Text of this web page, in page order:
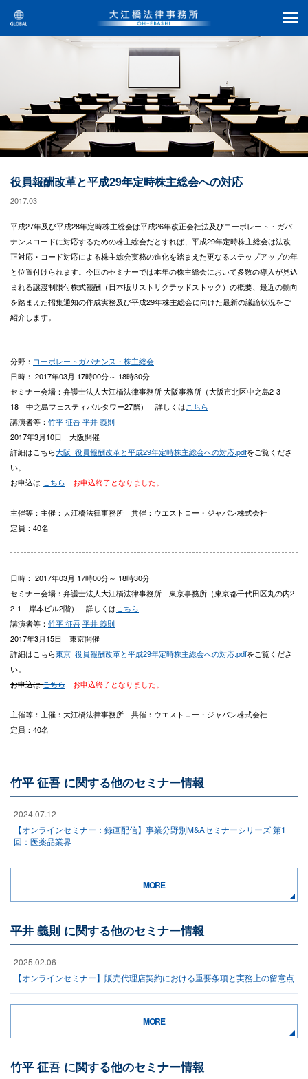
役員報酬改革と平成29年定時株主総会への対応
2017.03
平成27年及び平成28年定時株主総会は平成26年改正会社法及びコーポレート・ガバ
ナンスコードに対応するための株主総会だとすれば、平成29年定時株主総会は法改
正対応・コード対応による株主総会実務の進化を踏まえた更なるステップアップの年
と位置付けられます。今回のセミナーでは本年の株主総会において多数の導入が見込
まれる譲渡制限付株式報酬（日本版リストリクテッドストック）の概要、最近の動向
を踏まえた招集通知の作成実務及び平成29年株主総会に向けた最新の議論状況をご
紹介します。
分野： コーポレートガバナンス・株主総会
日時： 2017年03月 17時00分～ 18時30分
セミナー会場：弁護士法人大江橋法律事務所 大阪事務所（大阪市北区中之島2-3-
18 中之島フェスティバルタワー27階） 詳しくはこちら
講演者等： 竹平 征吾平井 義則
2017年3月10日 大阪開催
詳細はこちら大阪_役員報酬改革と平成29年定時株主総会への対応.pdfをご覧くださ
い。
お申込はこちら お申込終了となりました。
主催等：主催：大江橋法律事務所 共催：ウエストロー・ジャパン株式会社
定員：40名
日時： 2017年03月 17時00分～ 18時30分
セミナー会場：弁護士法人大江橋法律事務所 東京事務所（東京都千代田区丸の内2-
2-1 岸本ビル2階） 詳しくはこちら
講演者等： 竹平 征吾平井 義則
2017年3月15日 東京開催
詳細はこちら東京_役員報酬改革と平成29年定時株主総会への対応.pdfをご覧くださ
い。
お申込はこちら お申込終了となりました。
主催等：主催：大江橋法律事務所 共催：ウエストロー・ジャパン株式会社
定員：40名
竹平 征吾 に関する他のセミナー情報
2024.07.12
【オンラインセミナー：録画配信】事業分野別M&Aセミナーシリーズ 第1
回：医薬品業界
MORE
平井 義則 に関する他のセミナー情報
2025.02.06
【オンラインセミナー】販売代理店契約における重要条項と実務上の留意点
MORE
竹平 征吾 に関する他のセミナー情報